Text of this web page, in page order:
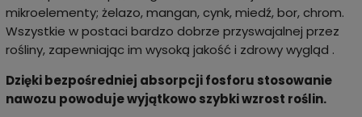
mikroelementy; żelazo, mangan, cynk, miedź, bor, chrom.
Wszystkie w postaci bardzo dobrze przyswajalnej przez
rośliny, zapewniając im wysoką jakość i zdrowy wygląd .
Dzięki bezpośredniej absorpcji fosforu stosowanie
nawozu powoduje wyjątkowo szybki wzrost roślin.